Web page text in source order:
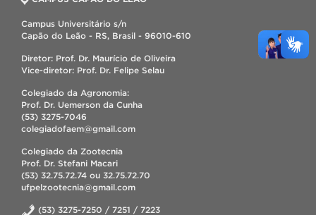
Campus Universitário s/n
Capão do Leão - RS, Brasil - 96010-610
Diretor: Prof. Dr. Maurício de Oliveira
Vice-diretor: Prof. Dr. Felipe Selau
Colegiado da Agronomia:
Prof. Dr. Uemerson da Cunha
(53) 3275-7046
colegiadofaem@gmail.com
Colegiado da Zootecnia
Prof. Dr. Stefani Macari
(53) 32.75.72.74 ou 32.75.72.70
ufpelzootecnia@gmail.com
(53) 3275-7250 / 7251 / 7223